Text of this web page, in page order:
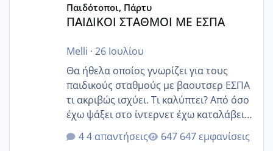
Παιδότοποι, Πάρτυ
ΠΑΙΔΙΚΟΙ ΣΤΑΘΜΟΙ ΜΕ ΕΣΠΑ
Melli · 26 Ιουλίου
Θα ήθελα οποίος γνωρίζει για τους
παιδικούς σταθμούς με βαουτσερ ΕΣΠΑ
τι ακριβώς ισχύει. Τι καλύπτει? Από όσο
έχω ψάξει στο ίντερνετ έχω καταλάβει
ότι το βαουτσερ καλύπτει όλα τα
δίδακτρα και τα τροφεια του ιδιωτικού
4 απαντήσεις 647 εμφανίσεις